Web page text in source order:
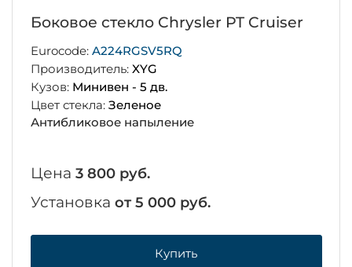
Боковое стекло Chrysler PT Cruiser
Eurocode: A224RGSV5RQ
Производитель: XYG
Кузов: Минивен - 5 дв.
Цвет стекла: Зеленое
Антибликовое напыление
Цена 3 800 руб.
Установка от 5 000 руб.
Купить